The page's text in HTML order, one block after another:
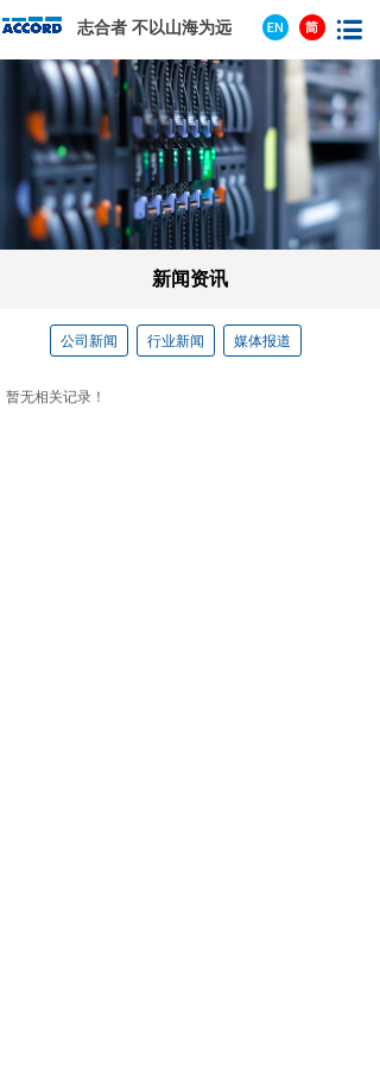
新闻资讯
公司新闻 行业新闻 媒体报道
暂无相关记录！
志合者 不以山海为远